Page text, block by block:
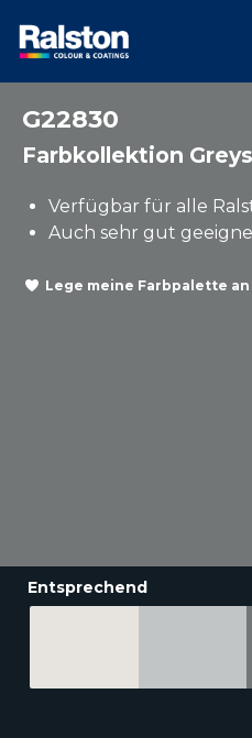
G22830
Farbkollektion Greys
Verfügbar für alle
Auch sehr gut
Lege meine Farbpalette an
Entsprechend